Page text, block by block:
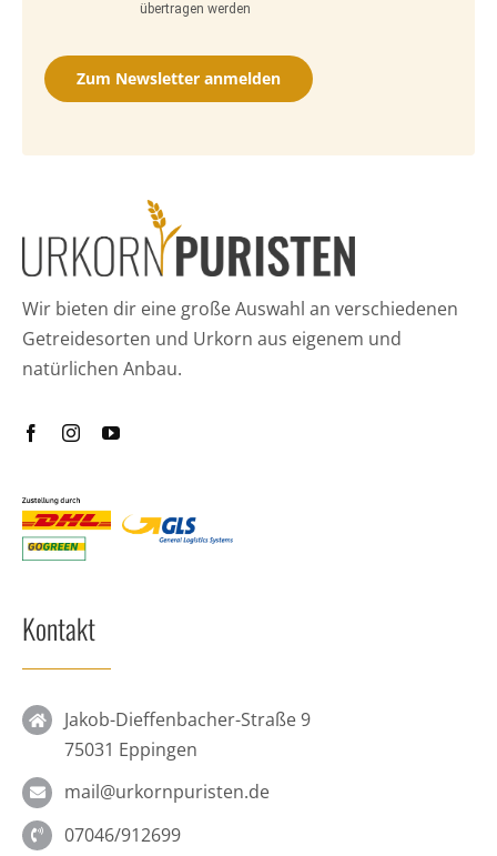
übertragen werden
Zum Newsletter anmelden
Wir bieten dir eine große Auswahl an verschiedenen
Getreidesorten und Urkorn aus eigenem und
natürlichen Anbau.
Kontakt
Jakob-Dieffenbacher-Straße 9
75031 Eppingen
mail@urkornpuristen.de
07046/912699